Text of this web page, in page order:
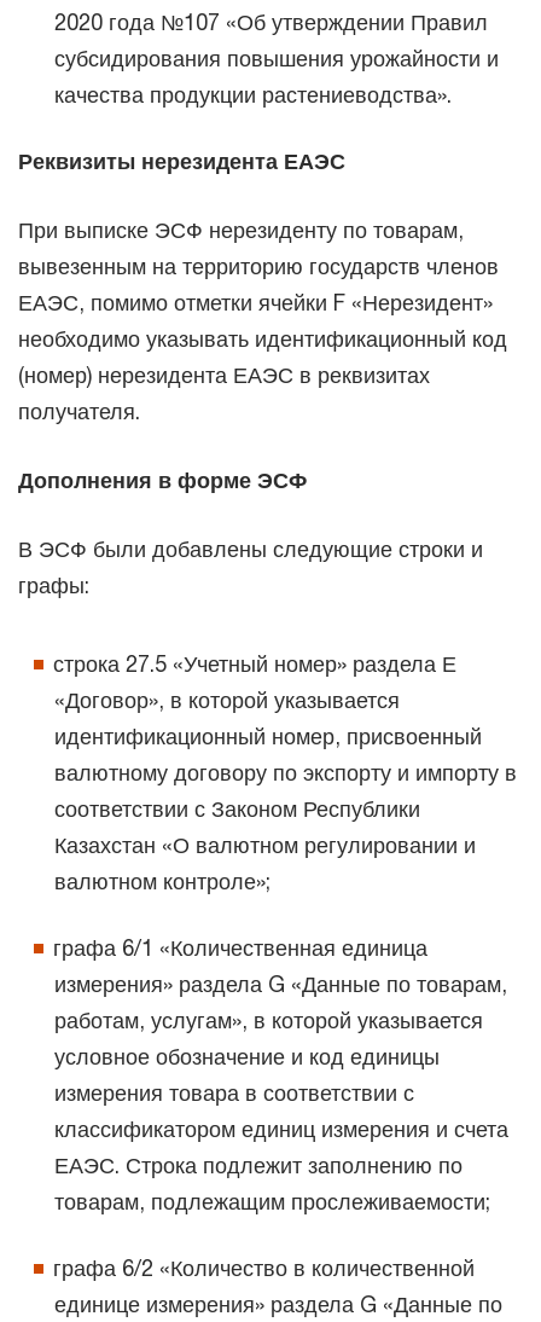
2020 года №107 «Об утверждении Правил
субсидирования повышения урожайности и
качества продукции растениеводства».
Реквизиты нерезидента ЕАЭС
При выписке ЭСФ нерезиденту по товарам,
вывезенным на территорию государств членов
ЕАЭС, помимо отметки ячейки F «Нерезидент»
необходимо указывать идентификационный код
(номер) нерезидента ЕАЭС в реквизитах
получателя.
Дополнения в форме ЭСФ
В ЭСФ были добавлены следующие строки и
графы:
строка 27.5 «Учетный номер» раздела Е
«Договор», в которой указывается
идентификационный номер, присвоенный
валютному договору по экспорту и импорту в
соответствии с Законом Республики
Казахстан «О валютном регулировании и
валютном контроле»;
графа 6/1 «Количественная единица
измерения» раздела G «Данные по товарам,
работам, услугам», в которой указывается
условное обозначение и код единицы
измерения товара в соответствии с
классификатором единиц измерения и счета
ЕАЭС. Строка подлежит заполнению по
товарам, подлежащим прослеживаемости;
графа 6/2 «Количество в количественной
единице измерения» раздела G «Данные по